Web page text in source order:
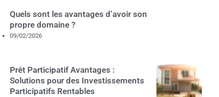
Quels sont les avantages d’avoir son
propre domaine ?
09/02/2026
Prêt Participatif Avantages :
Solutions pour des Investissements
Participatifs Rentables